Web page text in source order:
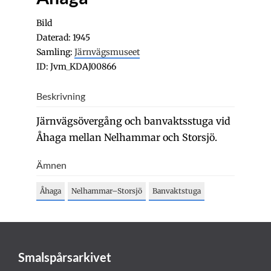
Bild
Daterad: 1945
Samling: Järnvägsmuseet
ID: Jvm_KDAJ00866
Beskrivning
Järnvägsövergång och banvaktsstuga vid
Åhaga mellan Nelhammar och Storsjö.
Ämnen
Åhaga Nelhammar–Storsjö Banvaktstuga
Smalspårsarkivet